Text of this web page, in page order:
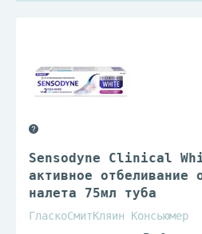
Sensodyne Clinical
активное отбеливание
налета 75мл туба
ГласкоСмитКляин Консьюмер